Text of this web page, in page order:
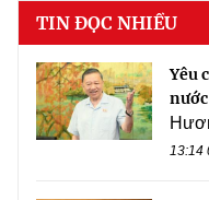
TIN ĐỌC NHIỀU
Yêu
13:14